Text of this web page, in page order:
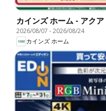
カインズ ホーム - アク
2026/08/07 -2026/08/24
カインズ ホーム